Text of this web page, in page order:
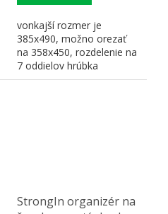
vonkajší rozmer je
385x490, možno orezať
na 358x450, rozdelenie na
7 oddielov hrúbka
použitého materiálu je u
StrongIn organizér na